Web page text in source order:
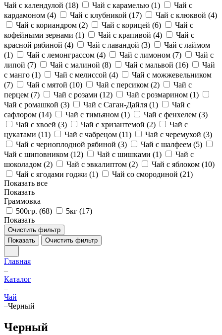
Чай с календулой (18) Чай с карамелью (1)
Чай с
кардамоном (4) Чай с клубникой (17) Чай с клюквой (4)
Чай с кориандром (2) Чай с корицей (6)
Чай с
кофейными зернами (1) Чай с крапивой (4)
Чай с
красной рябиной (4) Чай с лавандой (3)
Чай с лаймом
(1) Чай с лемонграссом (4) Чай с лимоном (7)
Чай с
липой (7) Чай с малиной (8) Чай с мальвой (16)
Чай
с манго (1) Чай с мелиссой (4)
Чай с можжевельником
(7) Чай с мятой (10) Чай с персиком (2)
Чай с
перцем (7) Чай с розами (12) Чай с розмарином (1)
Чай с ромашкой (3) Чай с Саган-Дайля (1)
Чай с
сафлором (14) Чай с тимьяном (1) Чай с фенхелем (3)
Чай с хвоей (3) Чай с хризантемой (2)
Чай с
цукатами (11) Чай с чабрецом (11) Чай с черемухой (3)
Чай с черноплодной рябиной (3) Чай с шалфеем (5)
Чай с шиповником (12) Чай с шишками (1)
Чай с
шоколадом (2) Чай с эвкалиптом (2) Чай с яблоком (10)
Чай с ягодами годжи (1) Чай со смородиной (21)
Показать все
Показать
Граммовка
500гр. (68) 5кг (17)
Показать
Очистить фильтр
Показать
Очистить фильтр
Главная
–
Каталог
–
Чай
–Черный
Черный